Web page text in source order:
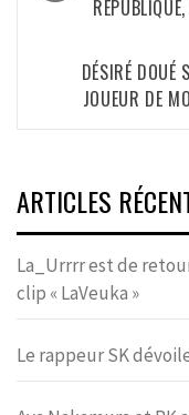
DÉSIRÉ DOUÉ
JOUEUR DE
ARTICLES
La_Urrrr est de
clip « LaVeuka »
Le rappeur SK